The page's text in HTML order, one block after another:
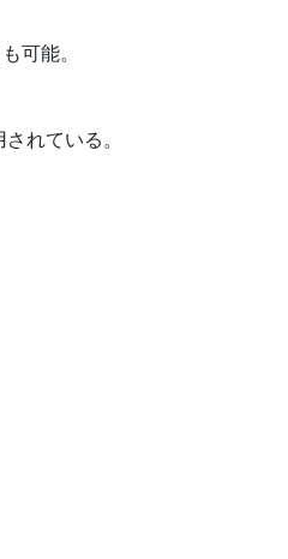
可能。
れている。